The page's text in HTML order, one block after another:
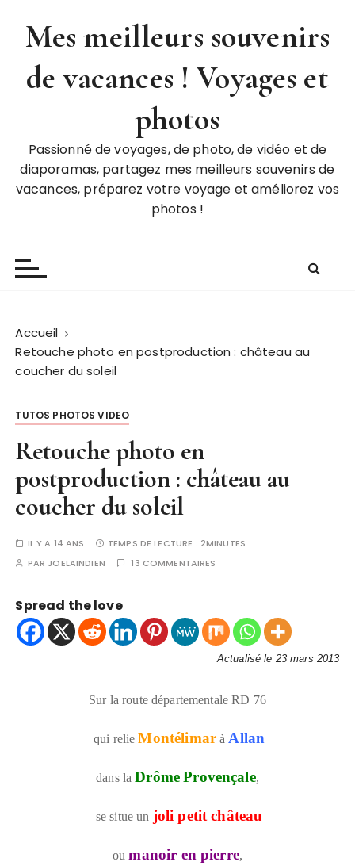
Mes meilleurs souvenirs
de vacances ! Voyages et
photos
Passionné de voyages, de photo, de vidéo et de
diaporamas, partagez mes meilleurs souvenirs de
vacances, préparez votre voyage et améliorez vos
photos !
Accueil
Retouche photo en postproduction : château au
coucher du soleil
TUTOS PHOTOS VIDEO
Retouche photo en
postproduction : château au
coucher du soleil
IL Y A 14 ANS TEMPS DE LECTURE : 2MINUTES
PAR JOELAINDIEN 13 COMMENTAIRES
Spread the love
Actualisé le 23 mars 2013
Sur la route départementale RD 76
qui relie Montélimar à Allan
dans la Drôme Provençale,
se situe un joli petit château
ou manoir en pierre,